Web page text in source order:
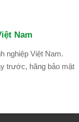
Nam
nghiệp Việt Nam.
trước, hãng bảo mật